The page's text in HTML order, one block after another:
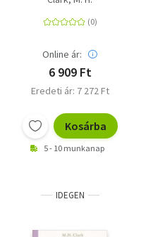
Robert Ludlum
Mignon G. Eberhart
Anna Porter Adam Hall
Barbara Paul
Stuart M. Kaminsky
Tidyman Ernst
Online ár:
6 909 Ft
Eredeti ár: 7 272 Ft
Kosárba
5 - 10 munkanap
IDEGEN